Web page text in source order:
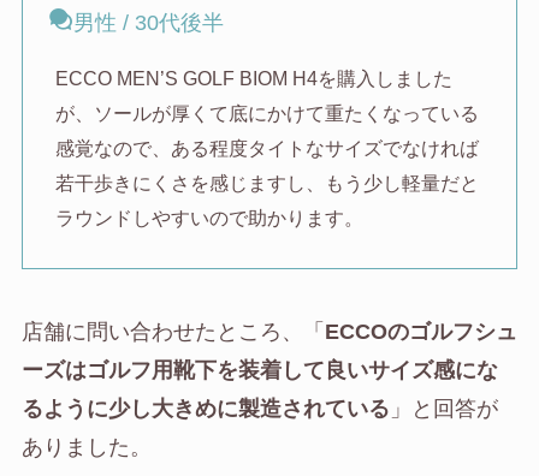
男性 / 30代後半
ECCO MEN’S GOLF BIOM H4を購入しました
が、ソールが厚くて底にかけて重たくなっている
感覚なので、ある程度タイトなサイズでなければ
若干歩きにくさを感じますし、もう少し軽量だと
ラウンドしやすいので助かります。
店舗に問い合わせたところ、「 ECCOのゴルフシュ
ーズはゴルフ用靴下を装着して良いサイズ感にな
るように少し大きめに製造されている 」と回答が
ありました。